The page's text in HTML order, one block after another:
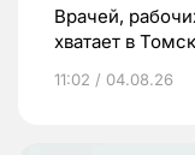
Врачей,
хватает в
11:02 / 04.08.26